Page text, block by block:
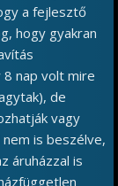
a fejlesztő
hogy gyakran
8 nap volt mire
de
vagy
is beszélve,
áruházzal is